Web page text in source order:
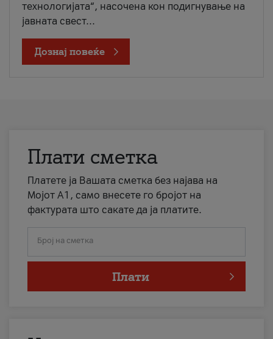
технологијата“, насочена кон подигнување на
јавната свест...
Дознај повеќе
Плати сметка
Платете ја Вашата сметка без најава на
Мојот А1, само внесете го бројот на
фактурата што сакате да ја платите.
Број на сметка
Плати